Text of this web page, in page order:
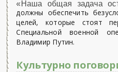
«Наша общая задача
должны обеспечить
целей, которые стоят
Специальной военной
Владимир Путин.
Культурно